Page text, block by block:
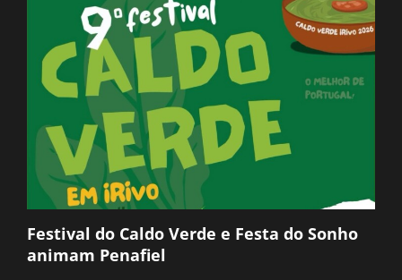
Festival do Caldo Verde e Festa do Sonho
animam Penafiel